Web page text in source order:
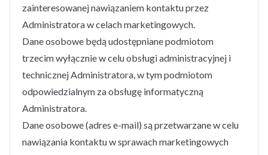
zainteresowanej nawiązaniem kontaktu przez
Administratora w celach marketingowych.
Dane osobowe będą udostępniane podmiotom
trzecim wyłącznie w celu obsługi administracyjnej i
technicznej Administratora, w tym podmiotom
odpowiedzialnym za obsługę informatyczną
Administratora.
Dane osobowe (adres e-mail) są przetwarzane w celu
nawiązania kontaktu w sprawach marketingowych